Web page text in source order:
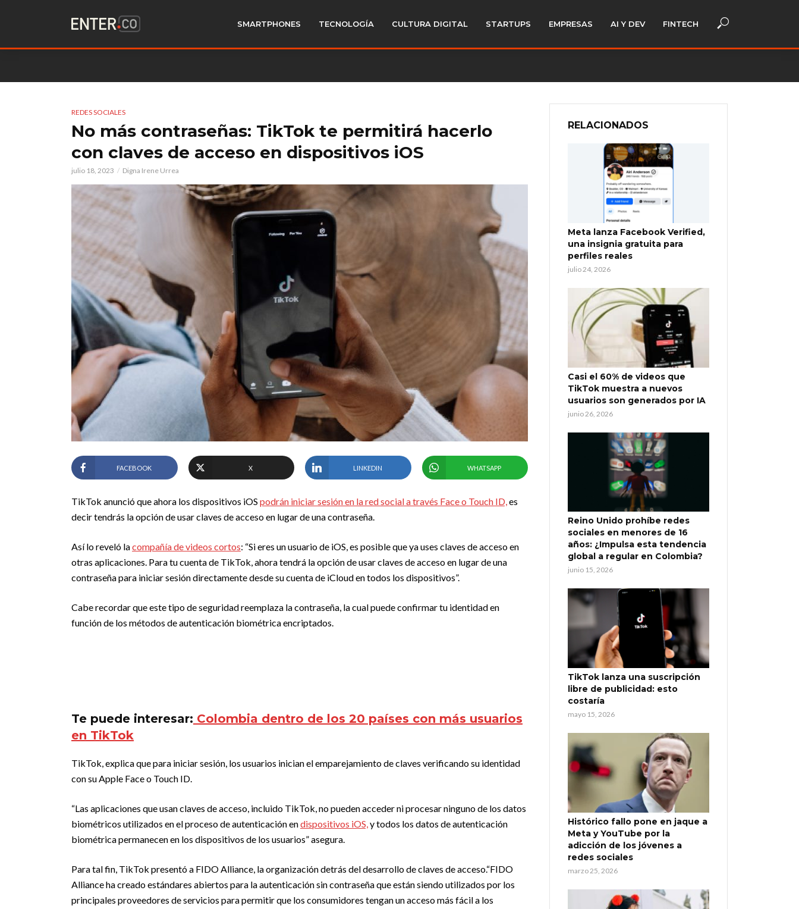
SMARTPHONES TECNOLOGÍA CULTURA DIGITAL STARTUPS EMPRESAS AI Y DEV FINTECH
REDES SOCIALES
No más contraseñas: TikTok te permitirá hacerlo
con claves de acceso en dispositivos iOS
julio 18, 2023 Digna Irene Urrea
FACEBOOK X LINKEDIN WHATSAPP
TikTok anunció que ahora los dispositivos iOS podrán iniciar sesión en la red social a través Face o Touch ID,es
decir tendrás la opción de usar claves de acceso en lugar de una contraseña.
Así lo reveló lacompañía de videos cortos: “Si eres un usuario de iOS, es posible que ya uses claves de acceso en
otras aplicaciones. Para tu cuenta de TikTok, ahora tendrá la opción de usar claves de acceso en lugar de una
contraseña para iniciar sesión directamente desde su cuenta de iCloud en todos los dispositivos”.
Cabe recordar que este tipo de seguridad reemplaza la contraseña, la cual puede confirmar tu identidad en
función de los métodos de autenticación biométrica encriptados.
Te puede interesar: Colombia dentro de los 20 países con más usuarios
en TikTok
TikTok, explica que para iniciar sesión, los usuarios inician el emparejamiento de claves verificando su identidad
con su Apple Face o Touch ID.
“Las aplicaciones que usan claves de acceso, incluido TikTok, no pueden acceder ni procesar ninguno de los datos
biométricos utilizados en el proceso de autenticación endispositivos iOS,y todos los datos de autenticación
biométrica permanecen en los dispositivos de los usuarios” asegura.
Para tal fin, TikTok presentó a FIDO Alliance, la organización detrás del desarrollo de claves de acceso.“FIDO
Alliance ha creado estándares abiertos para la autenticación sin contraseña que están siendo utilizados por los
principales proveedores de servicios para permitir que los consumidores tengan un acceso más fácil a los
RELACIONADOS
Meta lanza Facebook Verified,
una insignia gratuita para
perfiles reales
julio 24, 2026
Casi el 60% de videos que
TikTok muestra a nuevos
usuarios son generados por IA
junio 26, 2026
Reino Unido prohíbe redes
sociales en menores de 16
años: ¿Impulsa esta tendencia
global a regular en Colombia?
junio 15, 2026
TikTok lanza una suscripción
libre de publicidad: esto
costaría
mayo 15, 2026
Histórico fallo pone en jaque a
Meta y YouTube por la
adicción de los jóvenes a
redes sociales
marzo 25, 2026